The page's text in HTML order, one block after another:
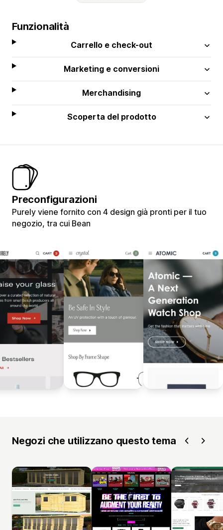
Funzionalità
Carrello e check-out
Marketing e conversioni
Merchandising
Scoperta del prodotto
Preconfigurazioni
Purely viene fornito con 4 design già pronti per il tuo
negozio, tra cui Bean
Negozi che utilizzano questo tema